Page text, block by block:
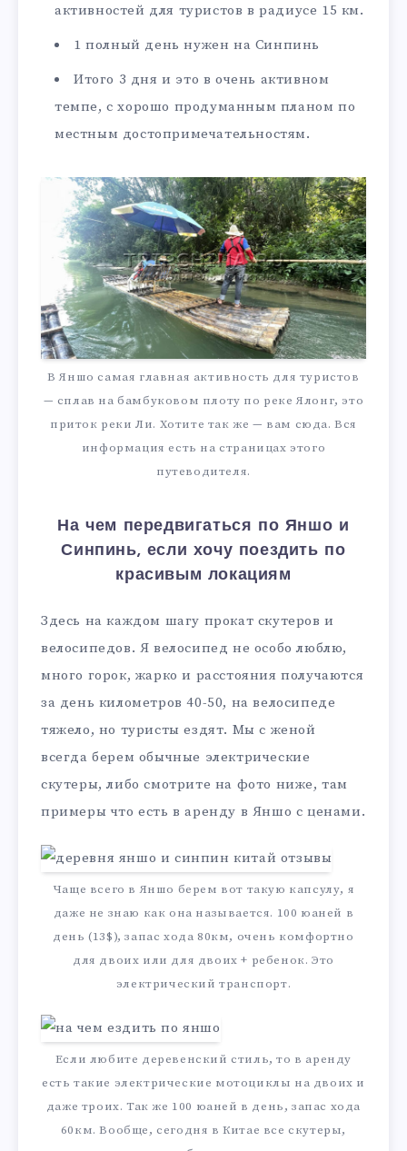
активностей для туристов в радиусе 15 км.
1 полный день нужен на Синпинь
Итого 3 дня и это в очень активном
темпе, с хорошо продуманным планом по
местным достопримечательностям.
В Яншо самая главная активность для туристов
— сплав на бамбуковом плоту по реке Ялонг, это
приток реки Ли. Хотите так же — вам сюда. Вся
информация есть на страницах этого
путеводителя.
На чем передвигаться по Яншо и
Синпинь, если хочу поездить по
красивым локациям
Здесь на каждом шагу прокат скутеров и
велосипедов. Я велосипед не особо люблю,
много горок, жарко и расстояния получаются
за день километров 40-50, на велосипеде
тяжело, но туристы ездят. Мы с женой
всегда берем обычные электрические
скутеры, либо смотрите на фото ниже, там
примеры что есть в аренду в Яншо с ценами.
Чаще всего в Яншо берем вот такую капсулу, я
даже не знаю как она называется. 100 юаней в
день (13$), запас хода 80км, очень комфортно
для двоих или для двоих + ребенок. Это
электрический транспорт.
Если любите деревенский стиль, то в аренду
есть такие электрические мотоциклы на двоих и
даже троих. Так же 100 юаней в день, запас хода
60км. Вообще, сегодня в Китае все скутеры,